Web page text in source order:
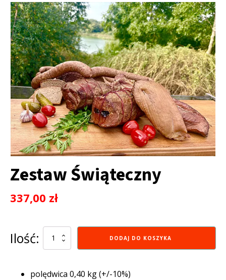
Zestaw Świąteczny
337,00 zł
Ilość:
ilość
DODAJ DO KOSZYKA
polędwica 0,40 kg (+/-10%)